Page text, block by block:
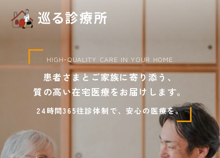
HIGH-QUALITY CARE IN YOUR HOME
患者さまとご家族に寄り添う、
質の高い在宅医療をお届けします。
24時間365往診体制で、安心の医療を。